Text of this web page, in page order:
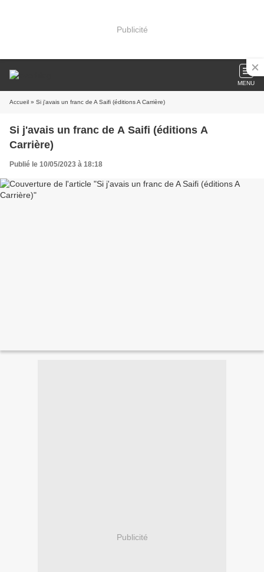
Publicité
MENU
Accueil » Si j'avais un franc de A Saifi (éditions A Carrière)
Si j'avais un franc de A Saifi (éditions A
Carrière)
Publié le 10/05/2023 à 18:18
Publicité